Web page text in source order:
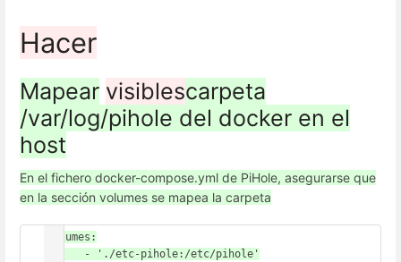
Hacer
Mapear visiblescarpeta
/var/log/pihole del docker en el
host
En el fichero docker-compose.yml de PiHole, asegurarse que
en la sección volumes se mapea la carpeta
volumes: